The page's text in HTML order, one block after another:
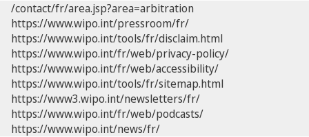
/contact/fr/area.jsp?area=arbitration
https://www.wipo.int/pressroom/fr/
https://www.wipo.int/tools/fr/disclaim.html
https://www.wipo.int/fr/web/privacy-policy/
https://www.wipo.int/fr/web/accessibility/
https://www.wipo.int/tools/fr/sitemap.html
https://www3.wipo.int/newsletters/fr/
https://www.wipo.int/fr/web/podcasts/
https://www.wipo.int/news/fr/